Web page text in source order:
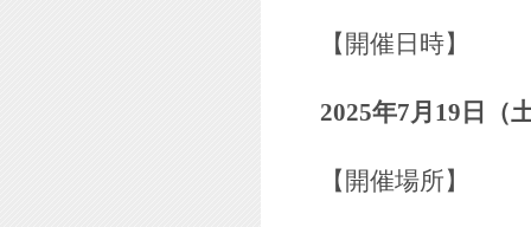
【開催日時】
2025年7月19日（
【開催場所】